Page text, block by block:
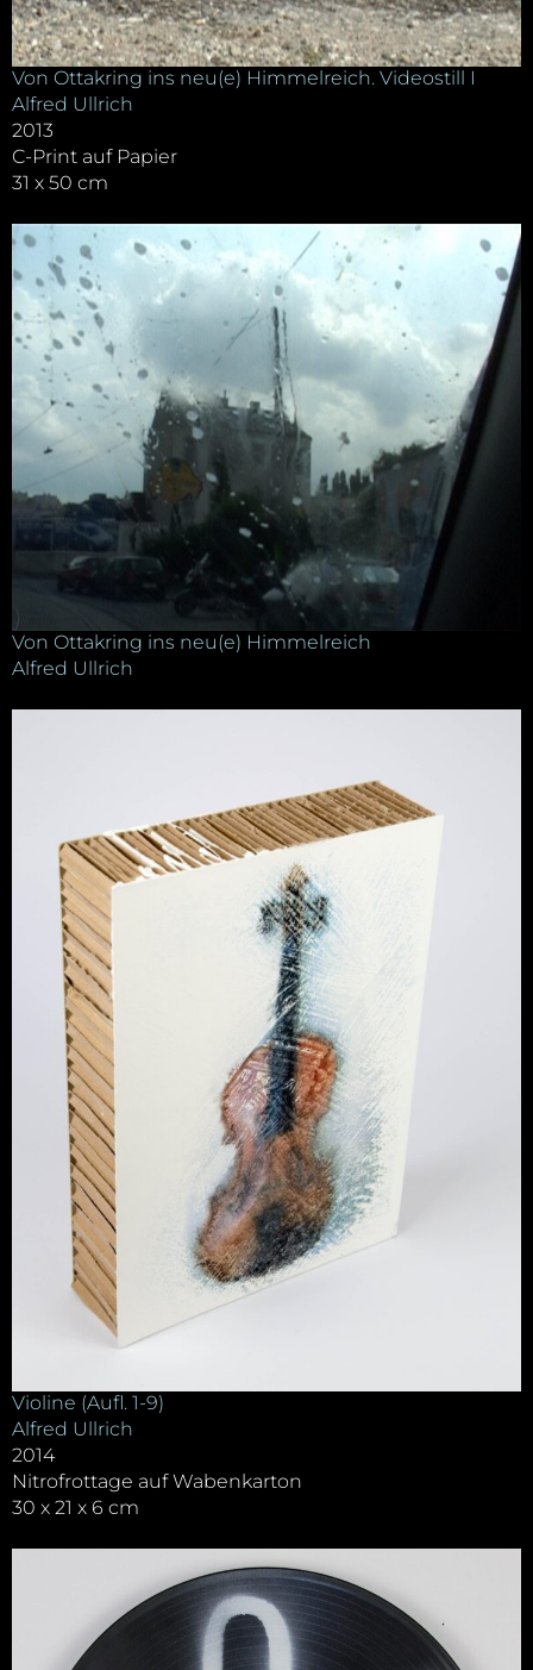
Von Ottakring ins neu(e) Himmelreich. Videostill I
Alfred Ullrich
2013
C-Print auf Papier
31 x 50 cm
Von Ottakring ins neu(e) Himmelreich
Alfred Ullrich
Violine (Aufl. 1-9)
Alfred Ullrich
2014
Nitrofrottage auf Wabenkarton
30 x 21 x 6 cm